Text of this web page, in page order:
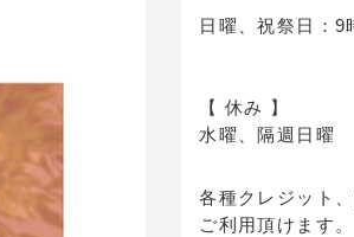
日曜、祝祭日：9
【 休み 】
水曜、隔週日曜
各種クレジット
ご利用頂けます。